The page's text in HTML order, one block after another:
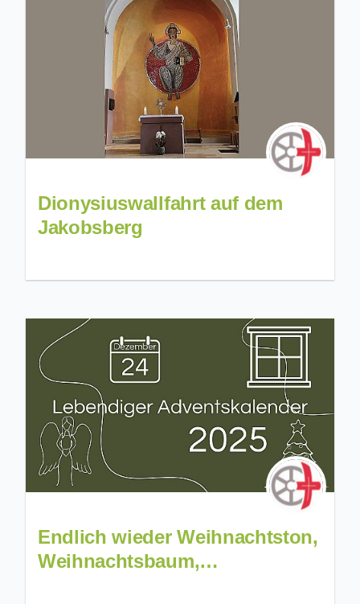
Dionysiuswallfahrt auf dem
Jakobsberg
Endlich wieder Weihnachtston,
Weihnachtsbaum,